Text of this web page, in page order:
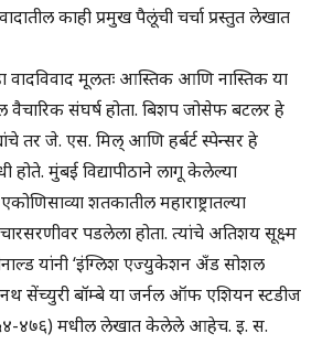
काही प्रमुख पैलूंची चर्चा प्रस्तुत लेखात
वादविवाद मूलतः आस्तिक आणि नास्तिक या
वैचारिक संघर्ष होता. बिशप जोसेफ बटलर हे
तर जे. एस. मिल् आणि हर्बर्ट स्पेन्सर हे
होते. मुंबई विद्यापीठाने लागू केलेल्या
शतकातील महाराष्ट्रातल्या
पडलेला होता. त्यांचे अतिशय सूक्ष्म
यांनी ‘इंग्लिश एज्युकेशन अँड सोशल
सेंच्युरी बॉम्बे या जर्नल ऑफ एशियन स्टडीज
४७६) मधील लेखात केलेले आहेच. इ. स.